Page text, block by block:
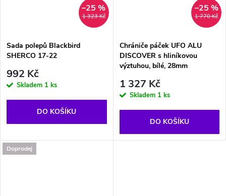
1 323 Kč
–25 %
Sada polepů Blackbird
SHERCO 17-22
992 Kč
Skladem 1 ks
DO KOŠÍKU
1 770 Kč
–25 %
Chrániče páček UFO ALU
DISCOVER s hliníkovou
výztuhou, bílé, 28mm
1 327 Kč
Skladem 1 ks
DO KOŠÍKU
Doprodej